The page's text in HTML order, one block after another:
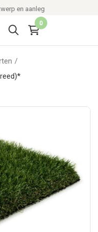
en aanleg
0
/